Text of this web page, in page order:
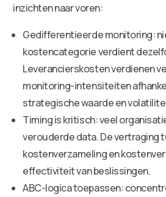
inzichten naar voren:
Gedifferentieerde monitoring:
kostencategorie verdient
Leverancierskosten verdienen
monitoring-intensiteiten
strategische waarde en
Timing is kritisch: veel
verouderde data. De vertraging
kostenverzameling en
effectiviteit van beslissingen.
ABC-logica toepassen: